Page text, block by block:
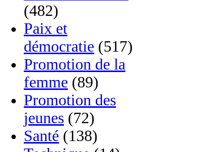
(482)
Paix et
démocratie (517)
Promotion de la
femme (89)
Promotion des
jeunes (72)
Santé (138)